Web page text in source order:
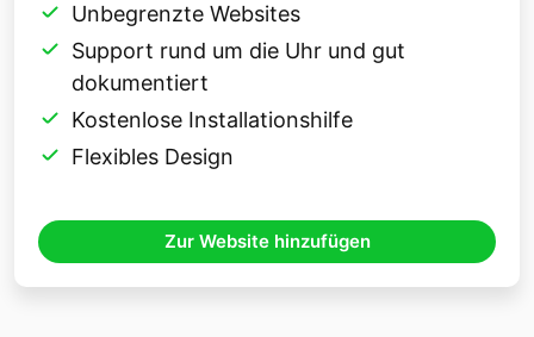
Unbegrenzte Websites
Support rund um die Uhr und gut
dokumentiert
Kostenlose Installationshilfe
Flexibles Design
Zur Website hinzufügen